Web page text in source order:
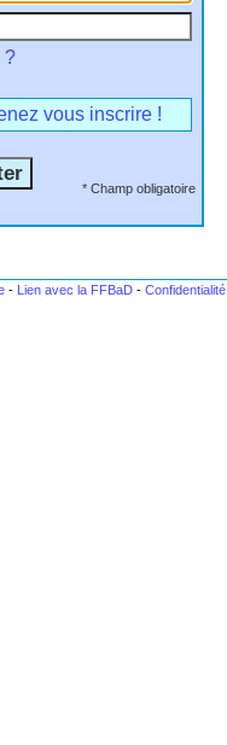
?
vous inscrire !
* Champ obligatoire
- Lien avec la FFBaD -Confidentialité